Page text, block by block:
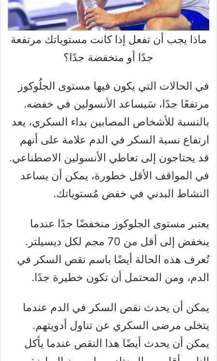
ماذا يجب أن تفعل إذا كانت مستوياتك مرتفعة
جدًا أو منخفضة جدًا؟
في الحالات التي يكون فيها مستوى الجلُوكوز
مرتفعًا جدًا، سَيساعد الأنسولين في خفضه.
بالنسبة للأشخاص المصابين بداء السكري، يعد
ارتفاع نسبة السكر في الدم علامة على أنهم
قد يحتاجون إلى تعاطي الأنسولين الاصطناعي.
في المواقف الأقل خطورة، يمكن أن يساعد
النشاط البدني في خفض مُستوياتك.
يعتبر مستوى الجلوكوز منخفضًا جدًا عندما
ينخفض ​​إلى أقل من 70 مجم لكل ديسيلتر.
تُعرف هذه الحالة أيضًا باسم نقص السكر في
الدم، ومن المحتمل أن تكون خطيرة جدًا.
يمكن أن يحدث نقص السكر في الدم عندما
يتخلى مرضى السكري عن تناول أدويتهم.
يمكن أن يحدث أيضًا هذا النقص عندما يأكل